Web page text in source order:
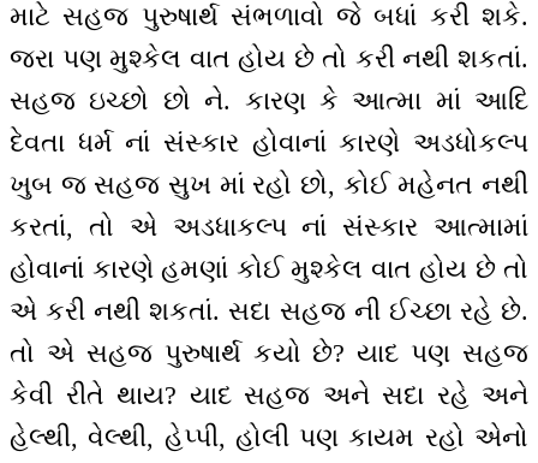
માટે સહજ પુરુષાર્થ સંભળાવો જે બધાં કરી શકે.
જરા પણ મુશ્કેલ વાત હોય છે તો કરી નથી શકતાં.
સહજ ઇચ્છો છો ને. કારણ કે આત્મા માં આદિ
દેવતા ધર્મ નાં સંસ્કાર હોવાનાં કારણે અડધોકલ્પ
ખુબ જ સહજ સુખ માં રહો છો, કોઈ મહેનત નથી
કરતાં, તો એ અડધાકલ્પ નાં સંસ્કાર આત્મામાં
હોવાનાં કારણે હમણાં કોઈ મુશ્કેલ વાત હોય છે તો
એ કરી નથી શકતાં. સદા સહજ ની ઈચ્છા રહે છે.
તો એ સહજ પુરુષાર્થ કયો છે? યાદ પણ સહજ
કેવી રીતે થાય? યાદ સહજ અને સદા રહે અને
હેલ્થી, વેલ્થી, હેપ્પી, હોલી પણ કાયમ રહો એનો